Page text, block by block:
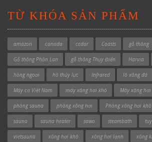
TỪ KHÓA SẢN PHẨM
amazon canada cedar Coasts gỗ thông
Gỗ thông Phần Lan gỗ thông Thụy Điển Harvia
hồng ngoại hồ thủy lực Infrared lò xông đá
Máy cơ Việt Nam máy xông hơi khô Máy xông
phòng sauna phòng xông hơi Phòng xông hơi khô
sauna sauna heater sawo steambath
vietsauna xông hơi khô xông hơi lạnh xông